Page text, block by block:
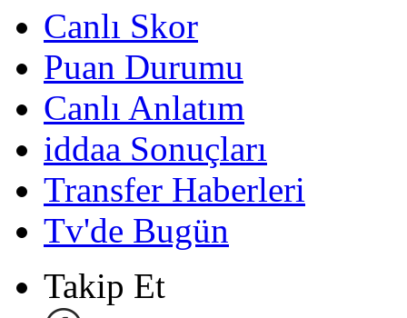
Canlı Skor
Puan Durumu
Canlı Anlatım
iddaa Sonuçları
Transfer Haberleri
Tv'de Bugün
Takip Et